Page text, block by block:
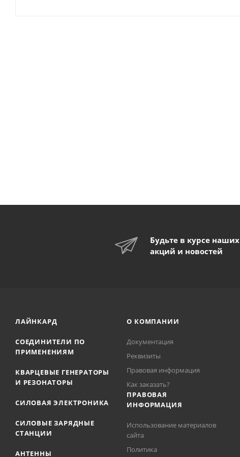
Будьте в курсе наших
акций и новостей
ЛАЙНКАРД
СОЕДИНИТЕЛИ ПО
ПРИМЕНЕНИЯМ
КВАРЦЕВЫЕ ГЕНЕРАТОРЫ
И РЕЗОНАТОРЫ
СИЛОВАЯ ЭЛЕКТРОНИКА
СИЛОВЫЕ ЗАРЯДНЫЕ
СТАНЦИИ
АНТЕННЫ
О КОМПАНИИ
Документация
Реквизиты
Правовая информация
Как заказать?
ПРАВОВАЯ
ИНФОРМАЦИЯ
Использование материалов
сайта
Политика